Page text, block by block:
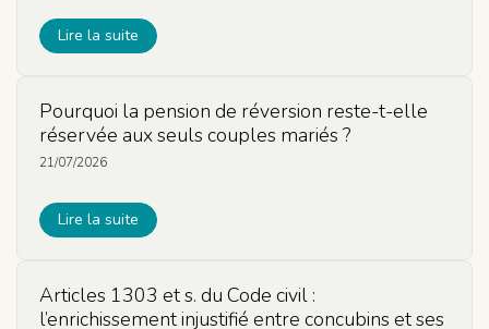
Lire la suite
Pourquoi la pension de réversion reste-t-elle
réservée aux seuls couples mariés ?
21/07/2026
Lire la suite
Articles 1303 et s. du Code civil :
l’enrichissement injustifié entre concubins et ses